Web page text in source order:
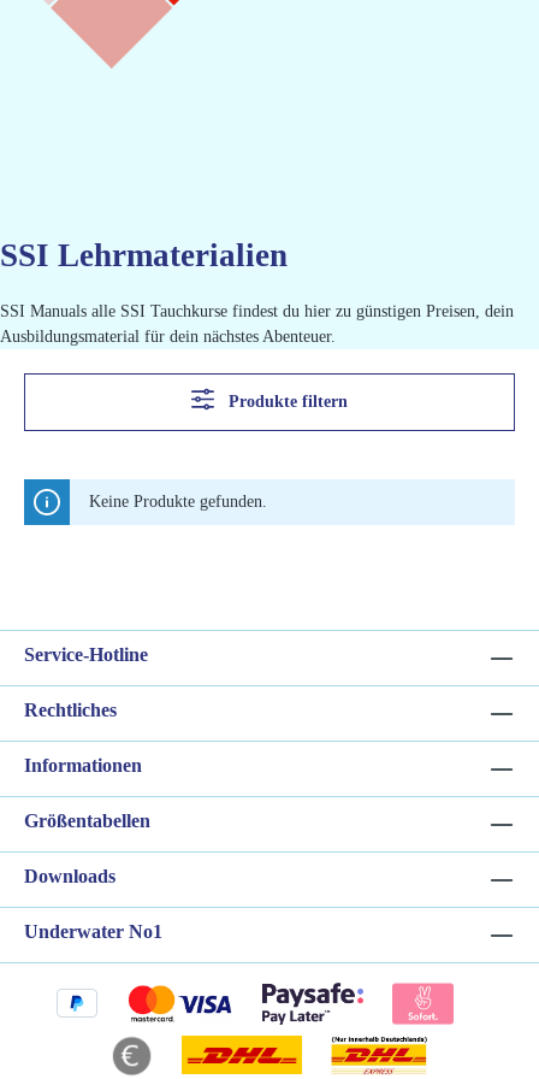
SSI Lehrmaterialien
SSI Manuals alle SSI Tauchkurse findest du hier zu günstigen Preisen, dein
Ausbildungsmaterial für dein nächstes Abenteuer.
Produkte filtern
Keine Produkte gefunden.
Service-Hotline
Rechtliches
Informationen
Größentabellen
Downloads
Underwater No1